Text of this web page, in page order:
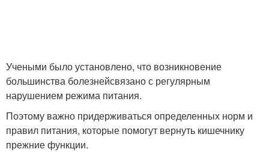
Учеными было установлено, что возникновение
большинства болезнейсвязано с регулярным
нарушением режима питания.
Поэтому важно придерживаться определенных норм и
правил питания, которые помогут вернуть кишечнику
прежние функции.